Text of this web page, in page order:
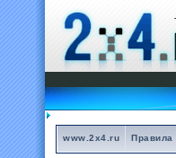
www.2x4.ru Правила